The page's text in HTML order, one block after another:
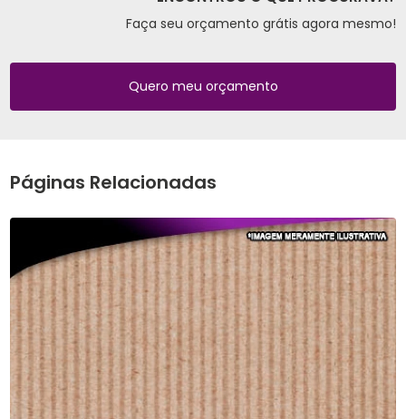
Faça seu orçamento grátis agora mesmo!
Quero meu orçamento
Páginas Relacionadas